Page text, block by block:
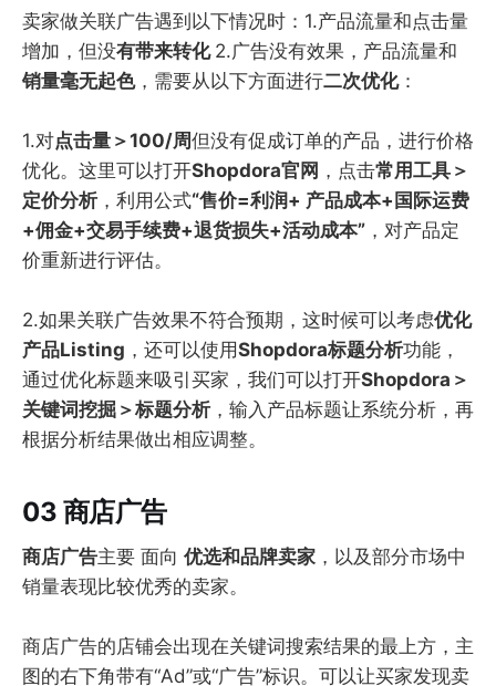
卖家做关联广告遇到以下情况时：1.产品流量和点击量
增加，但没有带来转化 2.广告没有效果，产品流量和
销量毫无起色，需要从以下方面进行二次优化：
1.对点击量＞100/周但没有促成订单的产品，进行价格
优化。这里可以打开Shopdora官网 ，点击常用工具＞
定价分析，利用公式“售价=利润+ 产品成本+国际运费
+佣金+交易手续费+退货损失+活动成本” ，对产品定
价重新进行评估。
2.如果关联广告效果不符合预期，这时候可以考虑优化
产品Listing ，还可以使用Shopdora标题分析功能，
通过优化标题来吸引买家，我们可以打开Shopdora＞
关键词挖掘＞标题分析，输入产品标题让系统分析，再
根据分析结果做出相应调整。
03 商店广告
商店广告主要 面向 优选和品牌卖家 ，以及部分市场中
销量表现比较优秀的卖家。
商店广告的店铺会出现在关键词搜索结果的最上方，主
图的右下角带有“Ad”或“广告”标识。可以让买家发现卖